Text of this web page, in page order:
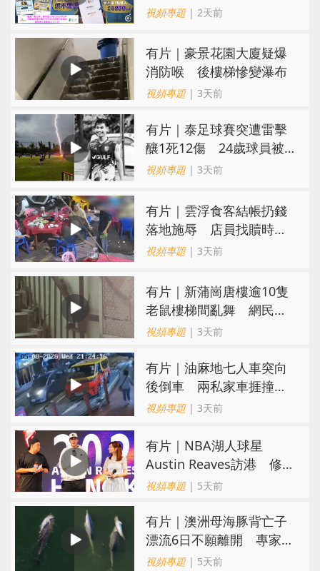
難求越炒越貴
視頻專題| 2天前
有片｜豪景花園大廈疑爆
消防喉 後樓梯慘變瀑布
視頻專題| 3天前
有片｜泰足球賽突遭雷擊
釀1死12傷 24歲球員被
閃電劈中亡
視頻專題| 3天前
​有片｜雲浮食客結帳扔錢
落地施辱 店員找贖時還
施彼身獲老闆肯定
視頻專題| 3天前
有片｜新蒲崗唐樓逾10隻
老鼠樓梯間亂舞 網民嚇
親：每次經過都要好大勇
視頻專題| 3天前
有片｜油麻地七人車突向
後倒車 兩私家車捱撞
司機不顧而去
視頻專題| 3天前
有片｜NBA湖人球星
Austin Reaves訪港 修
頓與青少年交流球技
視頻專題| 5天前
有片｜澳洲母海豚背亡子
漂流6日不願離開 專家：
極度悲傷下的哀悼行為
視頻專題| 5天前